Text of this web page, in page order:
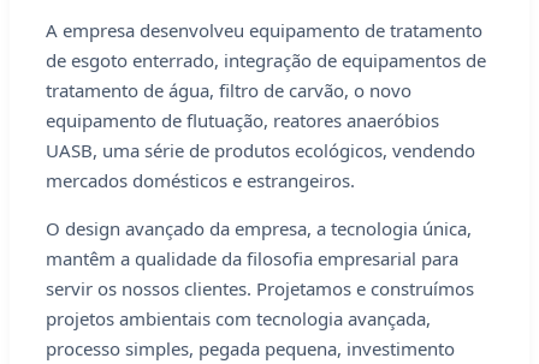
A empresa desenvolveu equipamento de tratamento
de esgoto enterrado, integração de equipamentos de
tratamento de água, filtro de carvão, o novo
equipamento de flutuação, reatores anaeróbios
UASB, uma série de produtos ecológicos, vendendo
mercados domésticos e estrangeiros.
O design avançado da empresa, a tecnologia única,
mantêm a qualidade da filosofia empresarial para
servir os nossos clientes. Projetamos e construímos
projetos ambientais com tecnologia avançada,
processo simples, pegada pequena, investimento